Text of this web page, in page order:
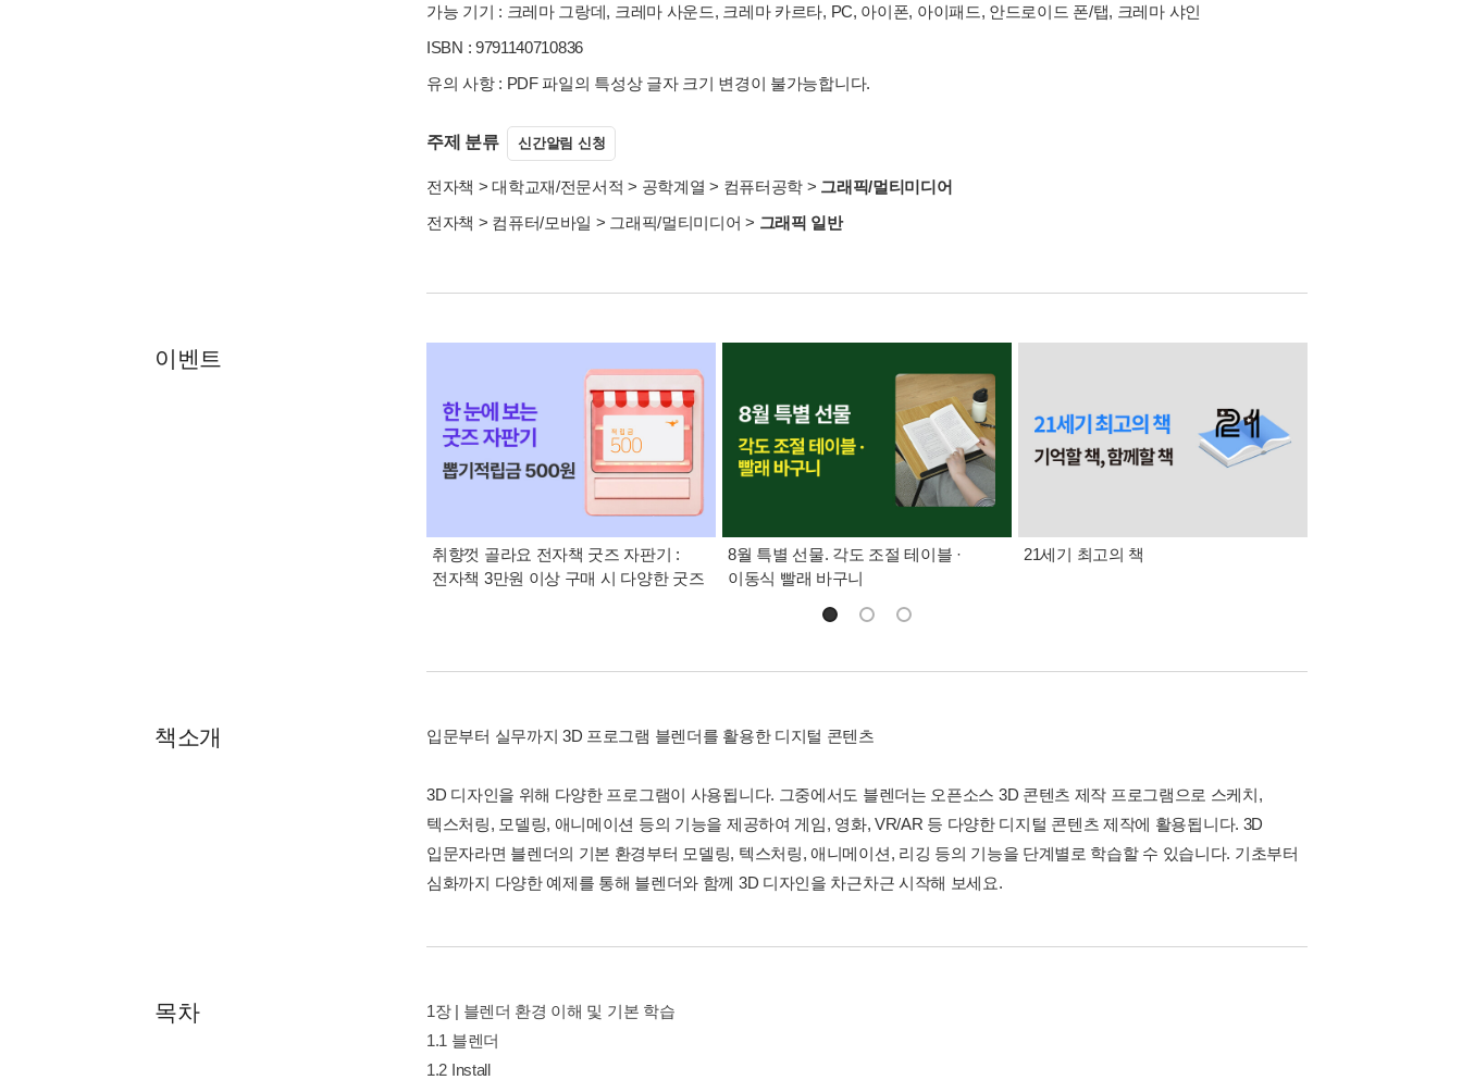
가능 기기 : 크레마 그랑데, 크레마 사운드, 크레마 카르타, PC, 아이폰, 아이패드, 안드로이드 폰/탭, 크레마 샤인
ISBN : 9791140710836
유의 사항 : PDF 파일의 특성상 글자 크기 변경이 불가능합니다.
주제 분류 신간알림 신청
전자책 >대학교재/전문서적 > 공학계열 > 컴퓨터공학 > 그래픽/멀티미디어
전자책 > 컴퓨터/모바일 > 그래픽/멀티미디어 > 그래픽 일반
이벤트
취향껏 골라요 전자책 굿즈 자판기 :
전자책 3만원 이상 구매 시 다양한 굿즈
8월 특별 선물. 각도 조절 테이블 ·
이동식 빨래 바구니
21세기 최고의 책
책소개 입문부터 실무까지 3D 프로그램 블렌더를 활용한 디지털 콘텐츠
3D 디자인을 위해 다양한 프로그램이 사용됩니다. 그중에서도 블렌더는 오픈소스 3D 콘텐츠 제작 프로그램으로 스케치,
텍스처링, 모델링, 애니메이션 등의 기능을 제공하여 게임, 영화, VR/AR 등 다양한 디지털 콘텐츠 제작에 활용됩니다. 3D
입문자라면 블렌더의 기본 환경부터 모델링, 텍스처링, 애니메이션, 리깅 등의 기능을 단계별로 학습할 수 있습니다. 기초부터
심화까지 다양한 예제를 통해 블렌더와 함께 3D 디자인을 차근차근 시작해 보세요.
목차
1장 | 블렌더 환경 이해 및 기본 학습
1.1 블렌더
1.2 Install